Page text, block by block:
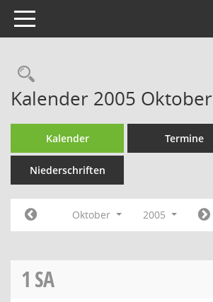
Toggle navigation
Rechercheauswahl
Kalender 2005 Oktober
Kalender Termine
Niederschriften
Oktober 2005
1 SA